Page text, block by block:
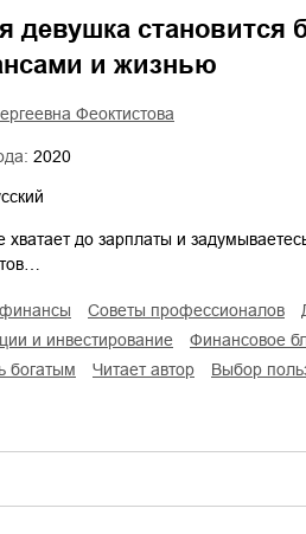
девушка становится
и жизнью
Феоктистова
2020
хватает до зарплаты и
финансы советы профессионалов
и инвестирование
финансовое
богатым
читает автор Выбор